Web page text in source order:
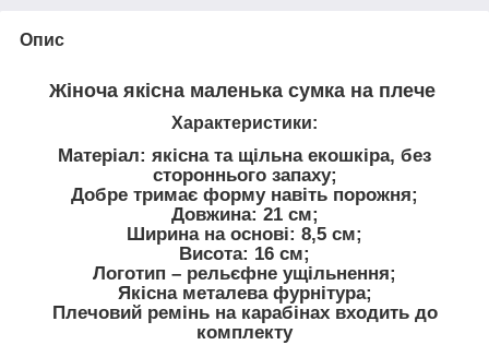
Опис
Жіноча якісна маленька сумка на плече
Характеристики:
Матеріал: якісна та щільна екошкіра, без
стороннього запаху;
Добре тримає форму навіть порожня;
Довжина: 21 см;
Ширина на основі: 8,5 см;
Висота: 16 см;
Логотип – рельєфне ущільнення;
Якісна металева фурнітура;
Плечовий ремінь на карабінах входить до
комплекту